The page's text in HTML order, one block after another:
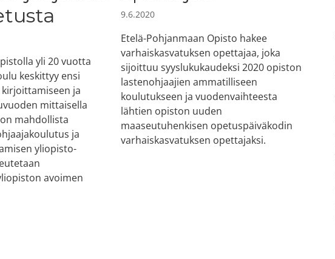
yli 20 vuotta
keskittyy ensi
ja
mittaisella
mahdollista
ja
yliopisto-
avoimen
9.6.2020
Etelä-Pohjanmaan Opisto hakee
varhaiskasvatuksen opettajaa, joka
sijoittuu syyslukukaudeksi 2020 opiston
lastenohjaajien ammatilliseen
koulutukseen ja vuodenvaihteesta
lähtien opiston uuden
maaseutuhenkisen opetuspäiväkodin
varhaiskasvatuksen opettajaksi.